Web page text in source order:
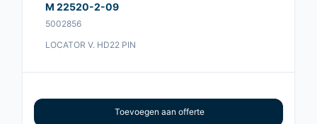
M 22520-2-09
5002856
LOCATOR V. HD22 PIN
Toevoegen aan offerte